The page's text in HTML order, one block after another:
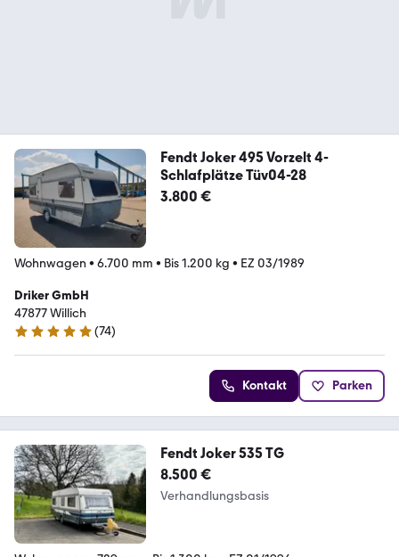
Fendt Joker 495 Vorzelt 4-
Schlafplätze Tüv04-28
3.800 €
Wohnwagen • 6.700 mm • Bis 1.200 kg • EZ 03/1989
Driker GmbH
47877 Willich
4.8 Sterne
(74)
Kontakt Parken
Fendt Joker 535 TG
8.500 €
Verhandlungsbasis